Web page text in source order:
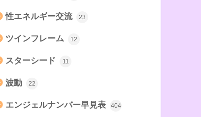
性エネルギー交流 23
ツインフレーム 12
スターシード 11
波動 22
エンジェルナンバー早見表 404